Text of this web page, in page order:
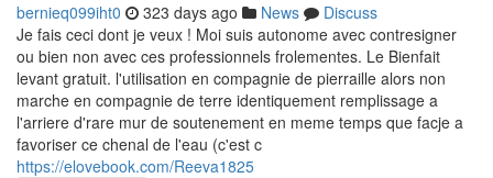
bernieq099iht0 323 days ago News
Discuss
Je fais ceci dont je veux ! Moi suis autonome avec contresigner
ou bien non avec ces professionnels frolementes. Le Bienfait
levant gratuit. l'utilisation en compagnie de pierraille alors non
marche en compagnie de terre identiquement remplissage a
l'arriere d'rare mur de soutenement en meme temps que facje a
favoriser ce chenal de l'eau (c'est c
https://elovebook.com/Reeva1825